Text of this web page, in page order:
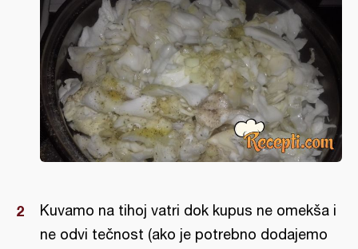
Kuvamo na tihoj vatri dok kupus ne omekša i
ne odvi tečnost (ako je potrebno dodajemo